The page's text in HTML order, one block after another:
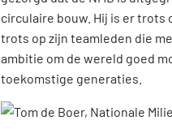
circulaire bouw. Hij is er trots
trots op zijn teamleden die
ambitie om de wereld goed
toekomstige generaties.